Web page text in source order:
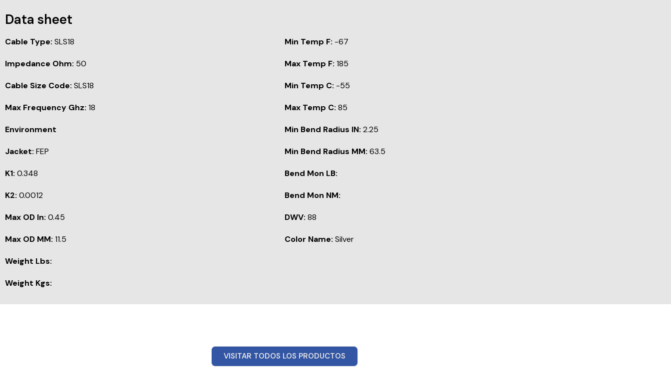
Data sheet
Cable Type: SLS18
Impedance Ohm: 50
Cable Size Code: SLS18
Max Frequency Ghz: 18
Environment
Jacket: FEP
K1: 0.348
K2: 0.0012
Max OD In: 0.45
Max OD MM: 11.5
Weight Lbs:
Weight Kgs:
Min Temp F: -67
Max Temp F: 185
Min Temp C: -55
Max Temp C: 85
Min Bend Radius IN: 2.25
Min Bend Radius MM: 63.5
Bend Mon LB:
Bend Mon NM:
DWV: 88
Color Name: Silver
VISITAR TODOS LOS PRODUCTOS